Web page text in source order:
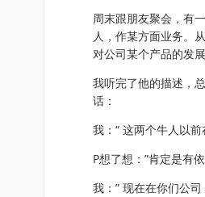
周末跟朋友聚会，有
人，作某方面业务。
对公司某个产品的发
我听完了他的描述，
话：
我：“ 这两个牛人以
P想了想：”肯定是有
我：” 现在在你们公